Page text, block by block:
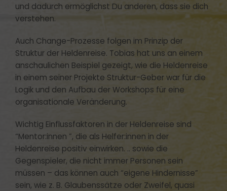
und dadurch ermöglichst Du anderen, dass sie dich
verstehen.
Auch Change-Prozesse folgen im Prinzip der
Struktur der Heldenreise. Tobias hat uns an einem
anschaulichen Beispiel gezeigt, wie die Heldenreise
in einem seiner Projekte Struktur-Geber war für die
Logik und den Aufbau der Workshops für eine
organisationale Veränderung.
Wichtig Einflussfaktoren in der Heldenreise sind
“Mentor:innen ”, die als Helfer:innen in der
Heldenreise positiv einwirken. .. sowie die
Gegenspieler, die nicht immer Personen sein
müssen – das können auch “eigene Hindernisse”
sein, wie z. B. Glaubenssätze oder Zweifel, quasi